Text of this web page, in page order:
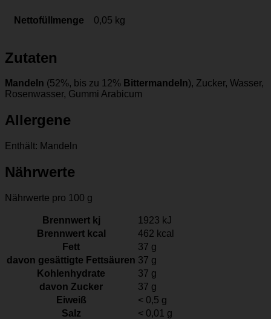
Nettofüllmenge 0,05 kg
Zutaten
Mandeln (52%, bis zu 12% Bittermandeln), Zucker, Wasser,
Rosenwasser, Gummi Arabicum
Allergene
Enthält: Mandeln
Nährwerte
Nährwerte pro 100 g
Brennwert kj 1923 kJ
Brennwert kcal
462 kcal
Fett
37 g
davon gesättigte Fettsäuren 37 g
Kohlenhydrate
37 g
davon Zucker 37 g
Eiweiß
< 0,5 g
Salz
< 0,01 g